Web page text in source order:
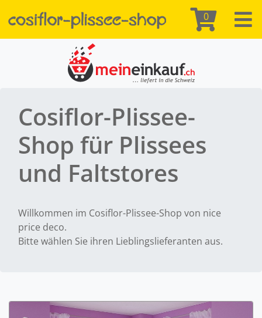
0
Cosiflor-Plissee-
Shop für Plissees
und Faltstores
Willkommen im Cosiflor-Plissee-Shop von nice
price deco.
Bitte wählen Sie ihren Lieblingslieferanten aus.